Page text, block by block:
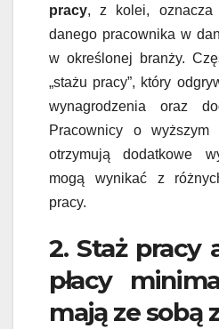
pracy, z kolei, oznacza
danego pracownika w
w określonej branży.
„stażu pracy”, który
wynagrodzenia oraz
Pracownicy o
otrzymują dodatkowe
mogą wynikać z
pracy.
2. Staż pracy
płacy
mają ze sobą